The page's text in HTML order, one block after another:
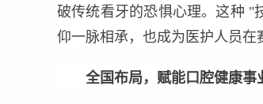
破传统看牙的恐惧心理。这种 "
仰一脉相承，也成为医护人员在
全国布局，赋能口腔健康事